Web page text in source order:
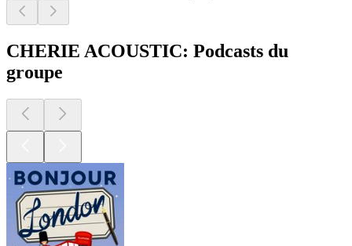
CHERIE ACOUSTIC: Podcasts du
groupe